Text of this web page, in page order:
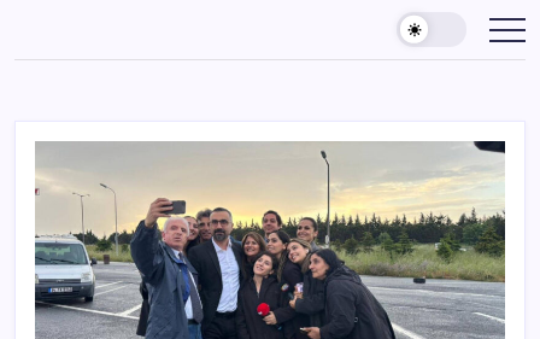
content